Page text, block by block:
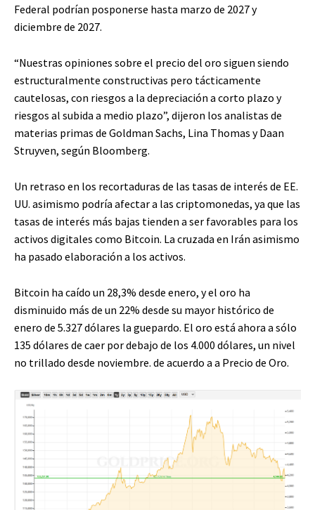
Federal podrían posponerse hasta marzo de 2027 y
diciembre de 2027.
“Nuestras opiniones sobre el precio del oro siguen siendo
estructuralmente constructivas pero tácticamente
cautelosas, con riesgos a la depreciación a corto plazo y
riesgos al subida a medio plazo”, dijeron los analistas de
materias primas de Goldman Sachs, Lina Thomas y Daan
Struyven, según Bloomberg.
Un retraso en los recortaduras de las tasas de interés de EE.
UU. asimismo podría afectar a las criptomonedas, ya que las
tasas de interés más bajas tienden a ser favorables para los
activos digitales como Bitcoin. La cruzada en Irán asimismo
ha pasado elaboración a los activos.
Bitcoin ha caído un 28,3% desde enero, y el oro ha
disminuido más de un 22% desde su mayor histórico de
enero de 5.327 dólares la guepardo. El oro está ahora a sólo
135 dólares de caer por debajo de los 4.000 dólares, un nivel
no trillado desde noviembre. de acuerdo a a Precio de Oro.